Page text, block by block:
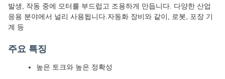
발생, 작동 중에 모터를 부드럽고 조용하게 만듭니다. 다양한 산업
응용 분야에서 널리 사용됩니다.자동화 장비와 같이, 로봇, 포장 기
계 등
주요 특징
높은 토크와 높은 정확성